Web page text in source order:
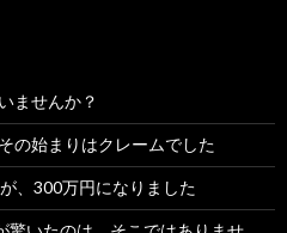
ませんか？
の始まりはクレームでした
、300万円になりました